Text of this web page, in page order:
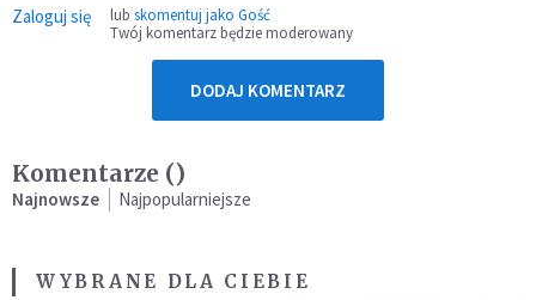
Zaloguj się lub skomentuj jako Gość
Twój komentarz będzie moderowany
DODAJ KOMENTARZ
Komentarze ()
Najnowsze Najpopularniejsze
WYBRANE DLA CIEBIE